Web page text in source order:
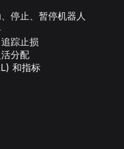
停止、暂停机器人
踪止损
分配
和指标